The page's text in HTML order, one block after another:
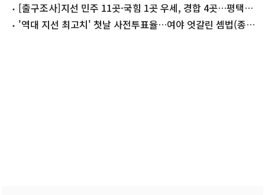
성(종합)
[출구조사]지선 민주 11곳·국힘 1곳 우세, 경합 4곳…평택을
·부산북갑 접전
'역대 지선 최고치' 첫날 사전투표율…여야 엇갈린 셈법(종